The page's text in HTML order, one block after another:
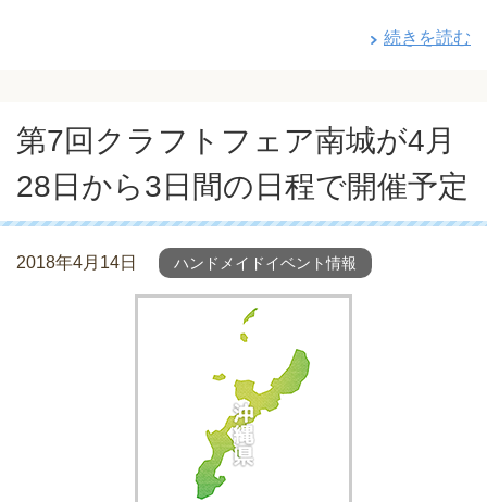
続きを読む
第7回クラフトフェア南城が4月
28日から3日間の日程で開催予定
2018年4月14日 ハンドメイドイベント情報